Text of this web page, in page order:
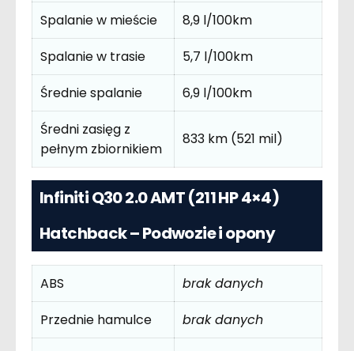
Spalanie w mieście
8,9 l/100km
Spalanie w trasie
5,7 l/100km
Średnie spalanie
6,9 l/100km
Średni zasięg z
pełnym zbiornikiem
833 km (521 mil)
Infiniti Q30 2.0 AMT (211 HP 4×4)
Hatchback – Podwozie i opony
ABS
brak danych
Przednie hamulce
brak danych